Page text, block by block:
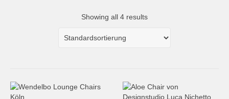
Showing all 4 results